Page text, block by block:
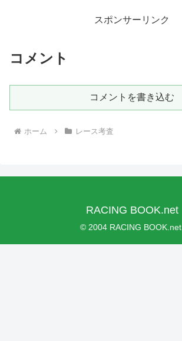
スポンサーリンク
コメント
コメントを書き込む
ホーム レース考査
RACING BOOK.net
© 2004 RACING BOOK.net.